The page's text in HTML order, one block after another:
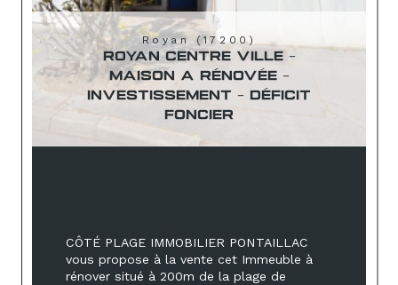
Royan (17200)
ROYAN CENTRE VILLE -
MAISON A RÉNOVÉE -
INVESTISSEMENT - DÉFICIT
FONCIER
CÔTÉ PLAGE IMMOBILIER PONTAILLAC
vous propose à la vente cet Immeuble à
rénover situé à 200m de la plage de